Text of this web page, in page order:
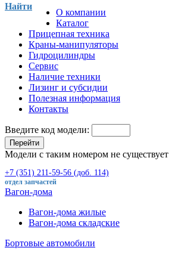
Найти
О компании
Каталог
Прицепная техника
Краны-манипуляторы
Гидроцилиндры
Сервис
Наличие техники
Лизинг и субсидии
Полезная информация
Контакты
Введите код модели:
Перейти
Модели с таким номером не существует
+7 (351) 211-59-56 (доб. 114)
отдел запчастей
Вагон-дома
Вагон-дома жилые
Вагон-дома складские
Бортовые автомобили